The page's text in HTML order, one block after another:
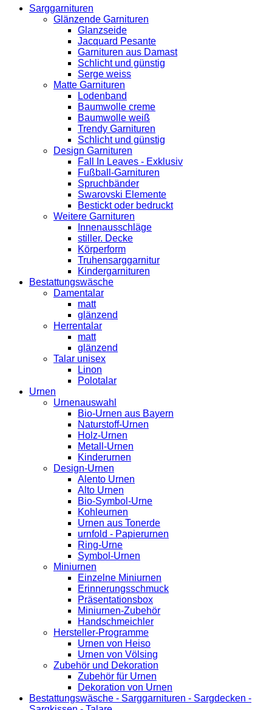
Sarggarnituren
Glänzende Garnituren
Glanzseide
Jacquard Pesante
Garnituren aus Damast
Schlicht und günstig
Serge weiss
Matte Garnituren
Lodenband
Baumwolle creme
Baumwolle weiß
Trendy Garnituren
Schlicht und günstig
Design Garnituren
Fall In Leaves - Exklusiv
Fußball-Garnituren
Spruchbänder
Swarovski Elemente
Bestickt oder bedruckt
Weitere Garnituren
Innenausschläge
stiller. Decke
Körperform
Truhensarggarnitur
Kindergarnituren
Bestattungswäsche
Damentalar
matt
glänzend
Herrentalar
matt
glänzend
Talar unisex
Linon
Polotalar
Urnen
Urnenauswahl
Bio-Urnen aus Bayern
Naturstoff-Urnen
Holz-Urnen
Metall-Urnen
Kinderurnen
Design-Urnen
Alento Urnen
Alto Urnen
Bio-Symbol-Urne
Kohleurnen
Urnen aus Tonerde
urnfold - Papierurnen
Ring-Urne
Symbol-Urnen
Miniurnen
Einzelne Miniurnen
Erinnerungsschmuck
Präsentationsbox
Miniurnen-Zubehör
Handschmeichler
Hersteller-Programme
Urnen von Heiso
Urnen von Völsing
Zubehör und Dekoration
Zubehör für Urnen
Dekoration von Urnen
Bestattungswäsche - Sarggarnituren - Sargdecken -